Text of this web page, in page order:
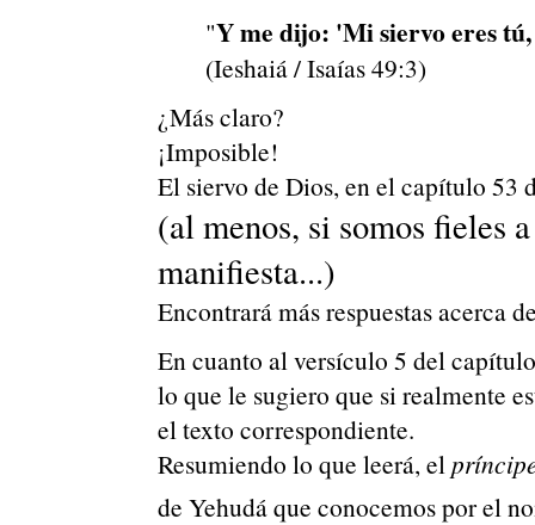
"Y me dijo: 'Mi siervo eres
(Ieshaiá / Isaías 49:3)
¿Más claro?
¡Imposible!
El siervo de Dios, en el capítulo 53
(al menos, si somos fieles
manifiesta...)
Encontrará más respuestas acerca
En cuanto al versículo 5 del
lo que le sugiero que si realmente
el texto correspondiente.
Resumiendo lo que leerá, el
de Yehudá que conocemos por el